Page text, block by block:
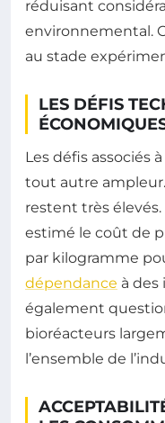
réduisant
environnemental.
au stade
LES DÉFIS
Les défis associés
tout autre
restent très
estimé le coût de
par kilogramme
dépendance à des
également
bioréacteurs
l’ensemble de